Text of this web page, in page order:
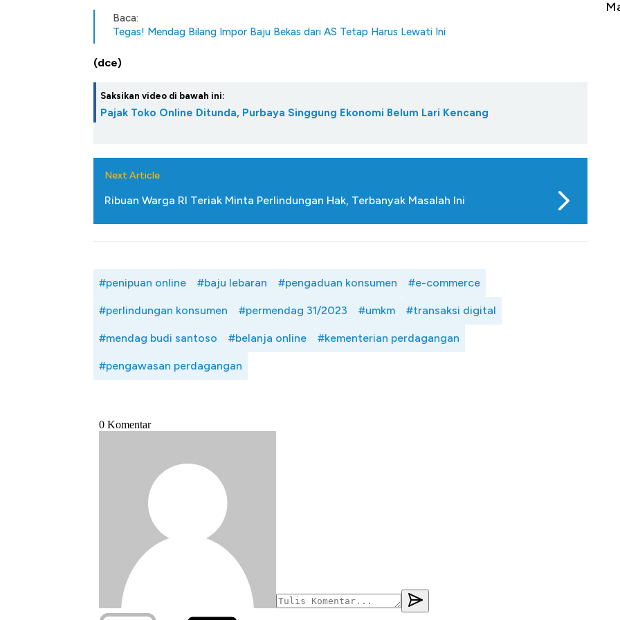
Baca:
Tegas! Mendag Bilang Impor Baju Bekas dari AS Tetap Harus Lewati Ini
(dce)
Saksikan video di bawah ini:
Pajak Toko Online Ditunda, Purbaya Singgung Ekonomi Belum Lari Kencang
Next Article
Ribuan Warga RI Teriak Minta Perlindungan Hak, Terbanyak Masalah Ini
#penipuan online #baju lebaran #pengaduan konsumen #e-commerce
#perlindungan konsumen #permendag 31/2023 #umkm #transaksi digital
#mendag budi santoso #belanja online #kementerian perdagangan
#pengawasan perdagangan